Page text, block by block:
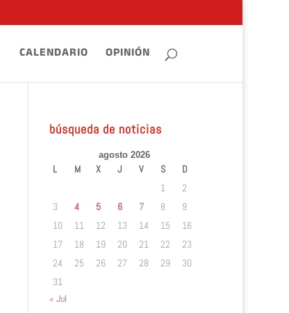
CALENDARIO OPINIÓN
búsqueda de noticias
agosto 2026
L M X J V S
D
1
2
3
4 5 6 7 8
9
10
11 12 13 14 15
16
17
18 19 20 21 22
23
24
25 26 27 28 29
30
31
« Jul